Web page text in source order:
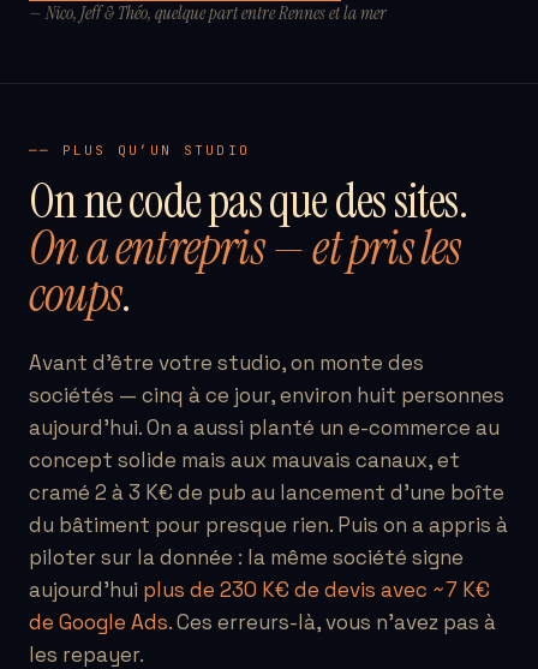
— Nico, Jeff & Théo, quelque part entre Rennes et la mer
── PLUS QU’UN STUDIO
On ne code pas que des sites.
On a entrepris — et pris les
coups.
Avant d’être votre studio, on monte des
sociétés — cinq à ce jour, environ huit personnes
aujourd’hui. On a aussi planté un e-commerce au
concept solide mais aux mauvais canaux, et
cramé 2 à 3 K€ de pub au lancement d’une boîte
du bâtiment pour presque rien. Puis on a appris à
piloter sur la donnée : la même société signe
aujourd’hui plus de 230 K€ de devis avec ~7 K€
de Google Ads. Ces erreurs-là, vous n’avez pas à
les repayer.